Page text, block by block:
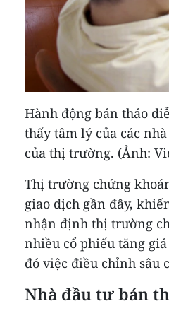
Hành động bán tháo
thấy tâm lý của các
của thị trường. (Ảnh:
Thị trường chứng
giao dịch gần đây,
nhận định thị trường
nhiều cổ phiếu tăng
đó việc điều chỉnh sâu
Nhà đầu tư bán